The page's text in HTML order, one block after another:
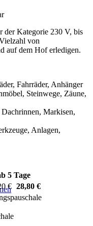
der Kategorie 230 V, bis
von
auf dem Hof erledigen.
Fahrräder, Anhänger
Steinwege, Zäune,
Dachrinnen, Markisen,
Anlagen,
5 Tage
€ 28,80 €